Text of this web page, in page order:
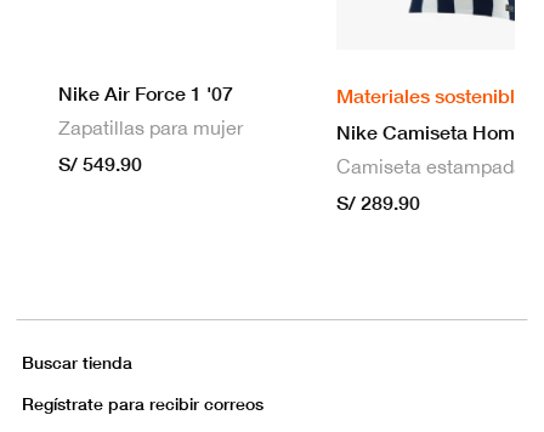
Nike Air Force 1 '07
Zapatillas para mujer
S/ 549.90
Materiales sostenibles
S/ 289.90
Buscar tienda
Regístrate para recibir correos